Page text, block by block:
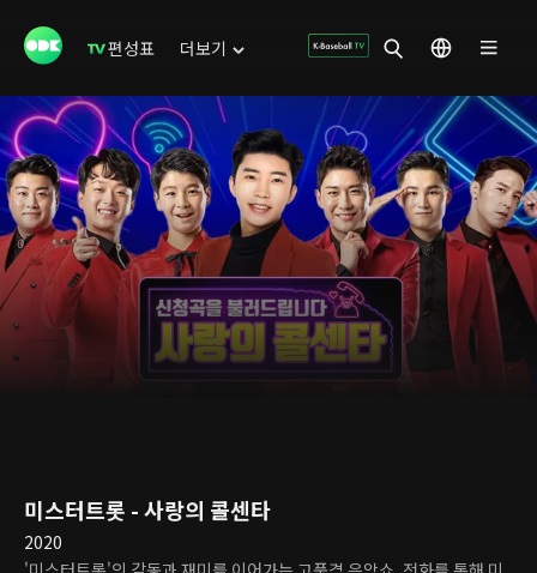
편성표 더보기
미스터트롯 - 사랑의 콜센타
2020